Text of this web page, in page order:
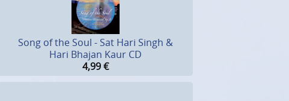
Song of the Soul - Sat Hari Singh &
Hari Bhajan Kaur CD
4,99€